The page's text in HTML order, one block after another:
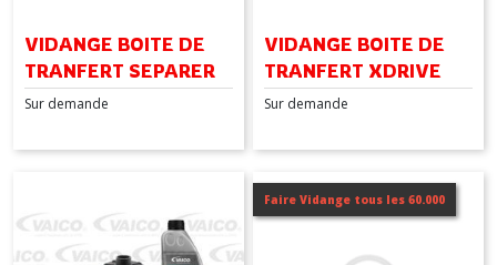
VIDANGE BOITE DE
TRANFERT SEPARER
Sur demande
VIDANGE BOITE DE
TRANFERT XDRIVE
Sur demande
Faire Vidange tous les 60.000